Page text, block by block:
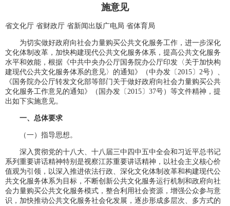
施意见
省文化厅 省财政厅 省新闻出版广电局 省体育局
为切实做好政府向社会力量购买公共文化服务工作，进一步深化
文化体制改革，加快构建现代公共文化服务体系，提高公共文化服务
水平和效能，根据《中共中央办公厅国务院办公厅印发〈关于加快构
建现代公共文化服务体系的意见〉的通知》（中办发〔2015〕2号）、
《国务院办公厅转发文化部等部门关于做好政府向社会力量购买公共
文化服务工作意见的通知》（国办发〔2015〕37号）等文件精神，提
出如下实施意见。
一、总体要求
（一）指导思想。
深入贯彻党的十八大、十八届三中四中五中全会和习近平总书记
系列重要讲话精神特别是视察江苏重要讲话精神，以社会主义核心价
值观为引领，以深入推进依法行政、深化文化体制改革和构建现代公
共文化服务体系为目标，不断创新公共文化服务运行机制和政府向社
会力量购买公共文化服务模式，整合利用社会资源，增强公众参与意
识，加快推动公共文化服务社会化发展，逐步形成多层次、多方式的